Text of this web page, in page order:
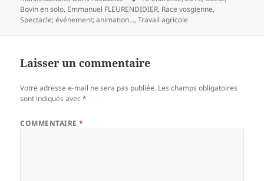
clés
Bovin en solo, Emmanuel FLEURENDIDIER, Race vosgienne,
Spectacle; événement; animation...,Travail agricole
Laisser un commentaire
Votre adresse e-mail ne sera pas publiée. Les champs obligatoires
sont indiqués avec*
COMMENTAIRE*